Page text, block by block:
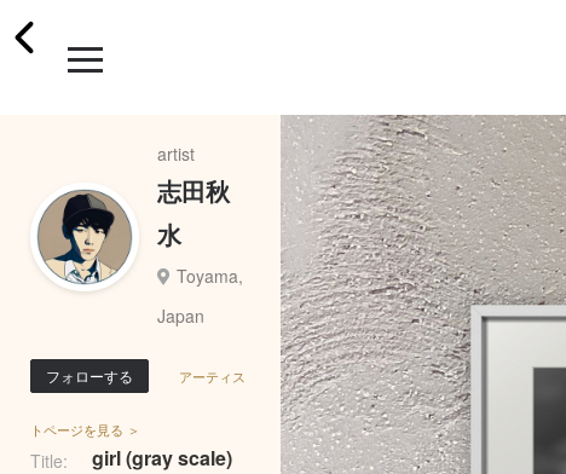
artist
志田秋
水
Toyama,
Japan
フォローする アーティス
トページを見る ＞
Title: girl (gray scale)